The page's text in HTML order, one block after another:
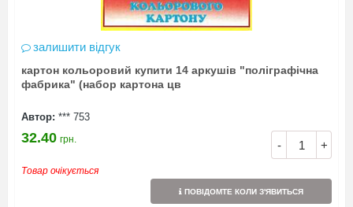
залишити відгук
картон кольоровий купити 14 аркушів "поліграфічна
фабрика" (набор картона цв
Автор: *** 753
- +
32.40 грн.
Товар очікується
ПОВІДОМТЕ КОЛИ З'ЯВИТЬСЯ